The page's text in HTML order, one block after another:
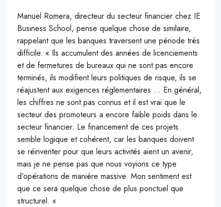
Manuel Romera, directeur du secteur financier chez IE
Business School, pense quelque chose de similaire,
rappelant que les banques traversent une période très
difficile. « Ils accumulent des années de licenciements
et de fermetures de bureaux qui ne sont pas encore
terminés, ils modifient leurs politiques de risque, ils se
réajustent aux exigences réglementaires … En général,
les chiffres ne sont pas connus et il est vrai que le
secteur des promoteurs a encore faible poids dans le
secteur financier. Le financement de ces projets
semble logique et cohérent, car les banques doivent
se réinventer pour que leurs activités aient un avenir,
mais je ne pense pas que nous voyions ce type
d’opérations de manière massive. Mon sentiment est
que ce sera quelque chose de plus ponctuel que
structurel. «